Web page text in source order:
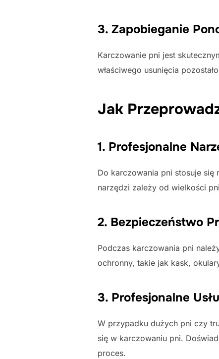
3. Zapobieganie
Karczowanie pni jest
właściwego usunięcia
Jak
1. Profesjonalne
Do karczowania pni stosuje
narzędzi zależy od wielkości
2. Bezpieczeństwo
Podczas karczowania pni
ochronny, takie jak kask,
3. Profesjonalne
W przypadku dużych pni czy
się w karczowaniu pni.
proces.